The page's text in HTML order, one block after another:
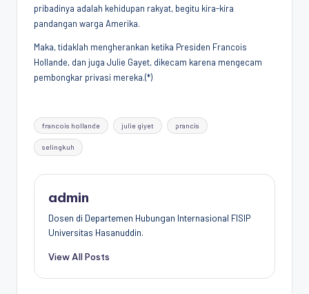
pribadinya adalah kehidupan rakyat, begitu kira-kira
pandangan warga Amerika.
Maka, tidaklah mengherankan ketika Presiden Francois
Hollande, dan juga Julie Gayet, dikecam karena mengecam
pembongkar privasi mereka.(*)
Tags:
francois hollande julie giyet prancis
selingkuh
admin
Dosen di Departemen Hubungan Internasional FISIP
Universitas Hasanuddin.
View All Posts